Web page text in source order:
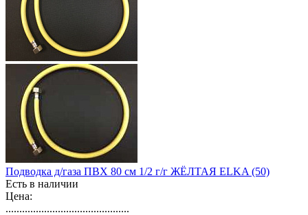
Подводка д/газа ПВХ 80 см 1/2 г/г ЖЁЛТАЯ ELKA (50)
Есть в наличии
Цена:
.............................................